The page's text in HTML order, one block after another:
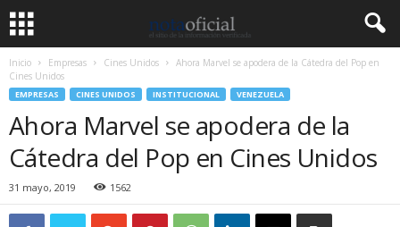
Inicio Empresas Cines Unidos
Ahora Marvel se apodera de la Cátedra del Pop en
Cines Unidos
EMPRESAS CINES UNIDOS INSTITUCIONAL VENEZUELA
Ahora Marvel se apodera de la
Cátedra del Pop en Cines Unidos
31 mayo, 2019 1562